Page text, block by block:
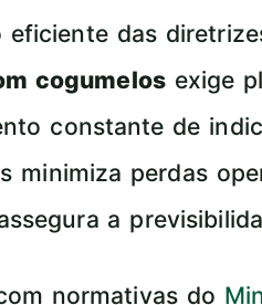
eficiente das
cogumelosexige
constante de
minimiza perdas
a
normativas do